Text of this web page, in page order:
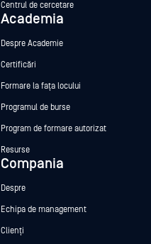
Centrul de cercetare
Academia
Despre Academie
Certificări
Formare la fața locului
Programul de burse
Program de formare autorizat
Resurse
Compania
Despre
Echipa de management
Clienți